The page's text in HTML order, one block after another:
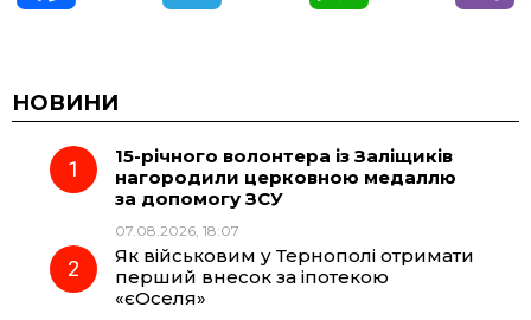
c
e
o
e
r
t
A
НОВИНИ
15-річного волонтера із Заліщиків
нагородили церковною медаллю
за допомогу ЗСУ
07.08.2026, 18:07
Як військовим у Тернополі отримати
перший внесок за іпотекою
«єОселя»